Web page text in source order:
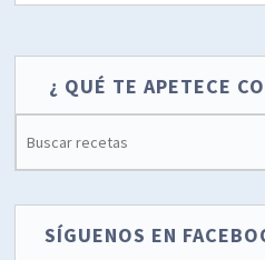
¿ QUÉ TE APETECE
SÍGUENOS EN